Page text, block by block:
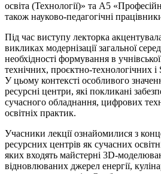
освіта (Технології)» та А5
також науково-педагогічні
Під час виступу лекторка
викликах модернізації загальної
необхідності формування в
технічних, проєктно-технологічних
У цьому контексті особливого
ресурсні центри, які покликані
сучасного обладнання, цифрових
освітніх практик.
Учасники лекції ознайомилися з
ресурсних центрів як сучасних
яких входять майстерні 3D-
відновлюваних джерел енергії,